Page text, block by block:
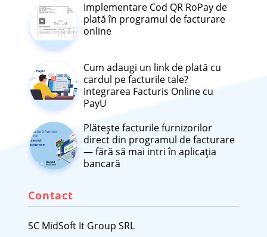
Implementare Cod QR RoPay de
plată în programul de facturare
online
Cum adaugi un link de plată cu
cardul pe facturile tale?
Integrarea Facturis Online cu
PayU
Plătește facturile furnizorilor
direct din programul de facturare
— fără să mai intri în aplicația
bancară
Contact
SC MidSoft It Group SRL